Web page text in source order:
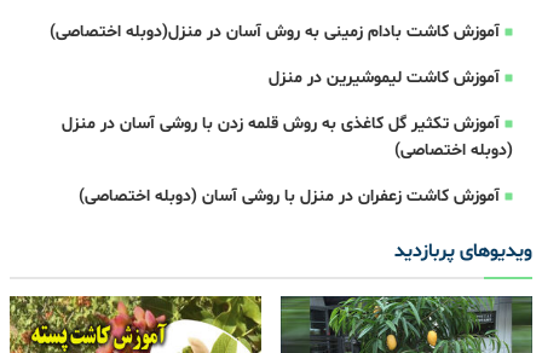
آموزش کاشت بادام زمینی به روش آسان در منزل(دوبله اختصاصی)
آموزش کاشت لیموشیرین در منزل
آموزش تکثیر گل کاغذی به روش قلمه زدن با روشی آسان در منزل
(دوبله اختصاصی)
آموزش کاشت زعفران در منزل با روشی آسان (دوبله اختصاصی)
ویدیوهای پربازدید